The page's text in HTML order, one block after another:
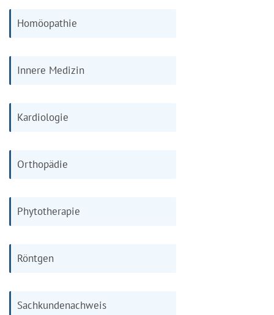
Homöopathie
Innere Medizin
Kardiologie
Orthopädie
Phytotherapie
Röntgen
Sachkundenachweis